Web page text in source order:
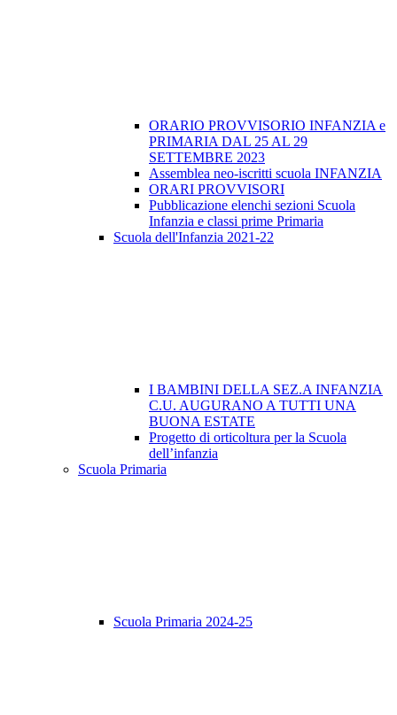
ORARIO PROVVISORIO INFANZIA e
PRIMARIA DAL 25 AL 29
SETTEMBRE 2023
Assemblea neo-iscritti scuola INFANZIA
ORARI PROVVISORI
Pubblicazione elenchi sezioni Scuola
Infanzia e classi prime Primaria
Scuola dell'Infanzia 2021-22
I BAMBINI DELLA SEZ.A INFANZIA
C.U. AUGURANO A TUTTI UNA
BUONA ESTATE
Progetto di orticoltura per la Scuola
dell’infanzia
Scuola Primaria
Scuola Primaria 2024-25